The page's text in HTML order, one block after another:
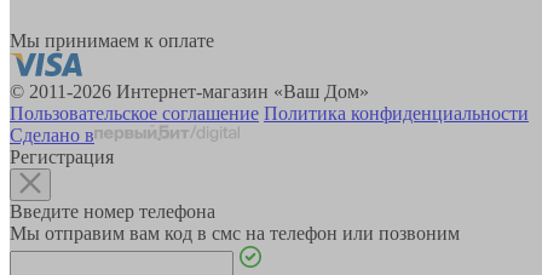
Мы принимаем к оплате
© 2011-2026 Интернет-магазин «Ваш Дом»
Пользовательское соглашение Политика конфиденциальности
Сделано в
Регистрация
Введите номер телефона
Мы отправим вам код в смс на телефон или позвоним